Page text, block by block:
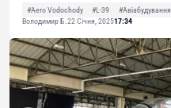
#Aero Vodochody #L-39 #Авіабудування
Володимир Б. 22 Січня, 202517:34